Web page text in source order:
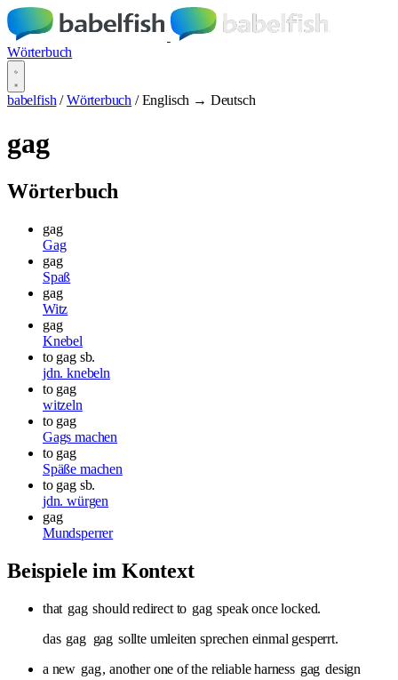
Wörterbuch
babelfish / Wörterbuch / Englisch → Deutsch
gag
Wörterbuch
gag
Gag
gag
Spaß
gag
Witz
gag
Knebel
to gag sb.
jdn. knebeln
to gag
witzeln
to gag
Gags machen
to gag
Späße machen
to gag sb.
jdn. würgen
gag
Mundsperrer
Beispiele im Kontext
that gag should redirect to gag speak once locked.
das gag gag sollte umleiten sprechen einmal gesperrt.
a new gag, another one of the reliable harness gag design